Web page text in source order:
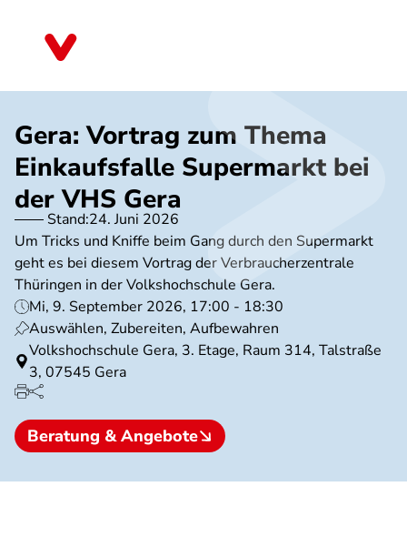
Gera: Vortrag zum Thema
Einkaufsfalle Supermarkt bei
der VHS Gera
Stand:24. Juni 2026
Um Tricks und Kniffe beim Gang durch den Supermarkt
geht es bei diesem Vortrag der Verbraucherzentrale
Thüringen in der Volkshochschule Gera.
Mi, 9. September 2026, 17:00 - 18:30
Auswählen, Zubereiten, Aufbewahren
Volkshochschule Gera, 3. Etage, Raum 314, Talstraße
3, 07545 Gera
Beratung & Angebote